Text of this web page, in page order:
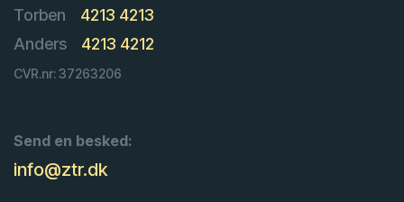
Torben
4213 4213
Anders
4213 4212
CVR.nr: 37263206
Send en besked:
info@ztr.dk